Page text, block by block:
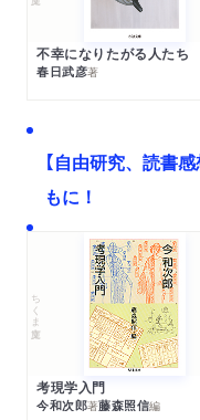
春日武彦著
【自由研究、読書
もに！
ちくま文庫
考現学入門
今和次郎著藤森照信編